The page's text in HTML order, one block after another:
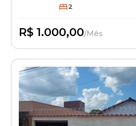
2
R$ 1.000,00/Mês